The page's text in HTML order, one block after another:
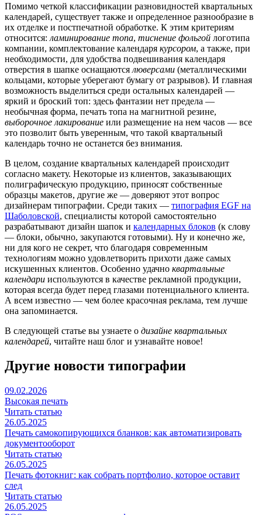
Помимо четкой классификации разновидностей квартальных
календарей, существует также и определенное разнообразие в
их отделке и постпечатной обработке. К этим критериям
относится: ламинирование топа, тиснение фольгой логотипа
компании, комплектование календаря курсором, а также, при
необходимости, для удобства подвешивания календаря
отверстия в шапке оснащаются люверсами (металлическими
кольцами, которые уберегают бумагу от разрывов). И главная
возможность выделиться среди остальных календарей —
яркий и броский топ: здесь фантазии нет предела —
необычная форма, печать топа на магнитной резине,
выборочное лакирование или размещение на нем часов — все
это позволит быть уверенным, что такой квартальный
календарь точно не останется без внимания.
В целом, создание квартальных календарей происходит
согласно макету. Некоторые из клиентов, заказывающих
полиграфическую продукцию, приносят собственные
образцы макетов, другие же — доверяют этот вопрос
дизайнерам типографии. Среди таких — типография EGF на
Шаболовской, специалисты которой самостоятельно
разрабатывают дизайн шапок и календарных блоков (к слову
— блоки, обычно, закупаются готовыми). Ну и конечно же,
ни для кого не секрет, что благодаря современным
технологиям можно удовлетворить прихоти даже самых
искушенных клиентов. Особенно удачно квартальные
календари используются в качестве рекламной продукции,
которая всегда будет перед глазами потенциального клиента.
А всем известно — чем более красочная реклама, тем лучше
она запоминается.
В следующей статье вы узнаете о дизайне квартальных
календарей, читайте наш блог и узнавайте новое!
Другие новости типографии
09.02.2026
Высокая печать
Читать статью
26.05.2025
Печать самокопирующихся бланков: как автоматизировать
документооборот
Читать статью
26.05.2025
Печать фотокниг: как собрать портфолио, которое оставит
след
Читать статью
26.05.2025